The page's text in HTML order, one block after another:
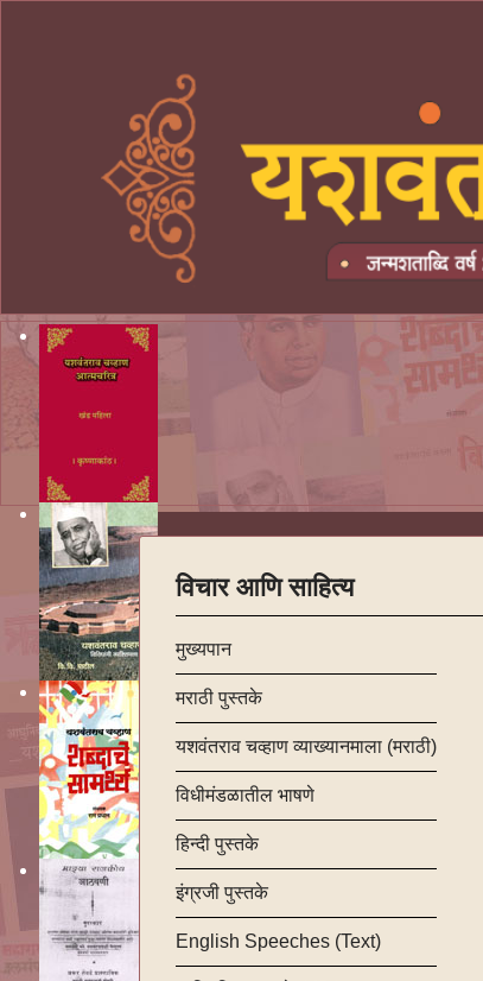
विचार आणि साहित्य
मुख्यपान
मराठी पुस्तके
यशवंतराव चव्हाण व्याख्यानमाला (मराठी)
विधीमंडळातील भाषणे
हिन्दी पुस्तके
इंग्रजी पुस्तके
English Speeches (Text)